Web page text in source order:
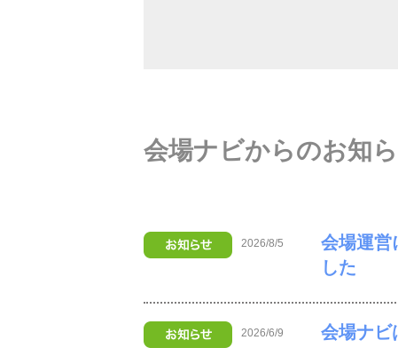
会場ナビからのお知
2026/8/5
会場運営
した
2026/6/9 会場ナビ